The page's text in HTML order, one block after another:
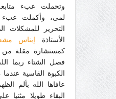
وتحملت عبء
لمى، وأكملت عبء
التحرير للمشكلات
الأستاذة
إيناس
كمستشارة مقلة من
فصل الشتاء ربما
الكبوة القاسية
عافاها الله بألم
البقاء طويلا